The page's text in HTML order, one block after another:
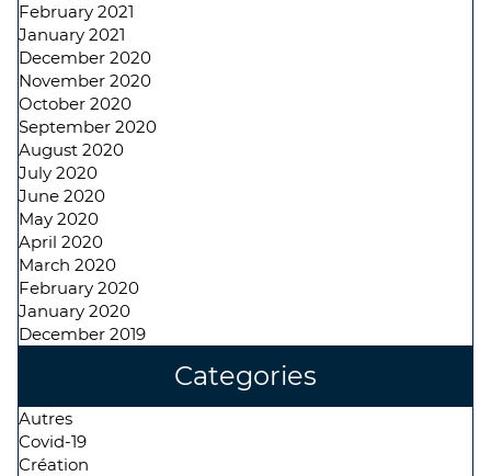
February 2021
January 2021
December 2020
November 2020
October 2020
September 2020
August 2020
July 2020
June 2020
May 2020
April 2020
March 2020
February 2020
January 2020
December 2019
Categories
Autres
Covid-19
Création